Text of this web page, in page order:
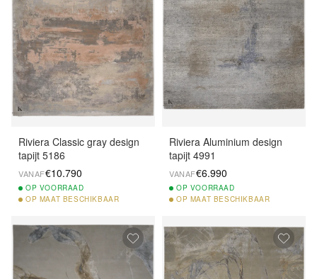
Riviera Classic gray design
tapijt 5186
VANAF€10.790
OP VOORRAAD
OP MAAT BESCHIKBAAR
Riviera Aluminium design
tapijt 4991
VANAF€6.990
OP VOORRAAD
OP MAAT BESCHIKBAAR